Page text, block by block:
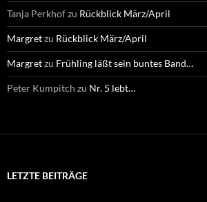
Tanja Perkhofzu Rückblick März/April
Margretzu Rückblick März/April
Margretzu Frühling läßt sein buntes Band…
Peter Kumpitch zu Nr. 5 lebt…
LETZTE BEITRÄGE